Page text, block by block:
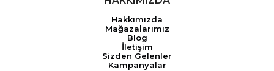
Hakkımızda
Mağazalarımız
Blog
İletişim
Sizden Gelenler
Kampanyalar